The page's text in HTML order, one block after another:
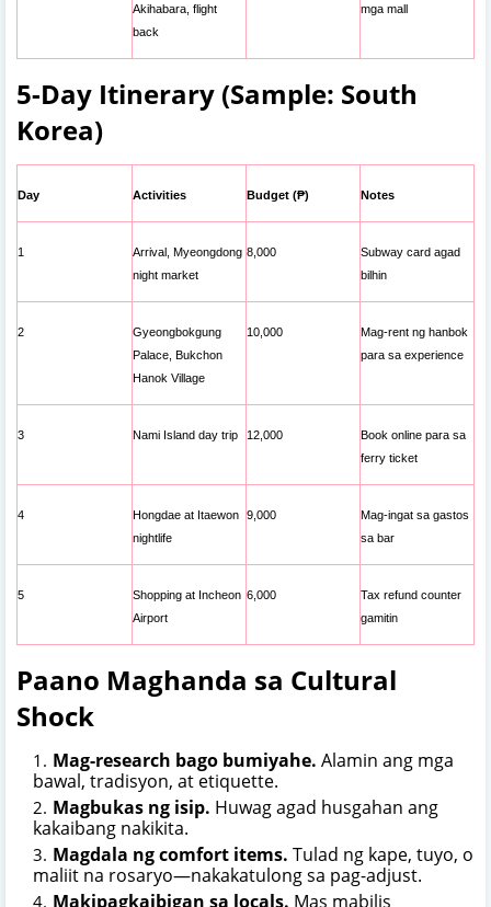
Akihabara, flight
back
mga mall
5-Day Itinerary (Sample: South
Korea)
Day Activities Budget (₱) Notes
1
Arrival, Myeongdong
night market
8,000
Subway card agad
bilhin
2
Gyeongbokgung
Palace, Bukchon
Hanok Village
10,000
Mag-rent ng hanbok
para sa experience
3 Nami Island day trip 12,000
Book online para sa
ferry ticket
4
Hongdae at Itaewon
nightlife
9,000
Mag-ingat sa gastos
sa bar
5
Shopping at Incheon
Airport
6,000
Tax refund counter
gamitin
Paano Maghanda sa Cultural
Shock
Mag-research bago bumiyahe. Alamin ang mga
bawal, tradisyon, at etiquette.
Magbukas ng isip. Huwag agad husgahan ang
kakaibang nakikita.
Magdala ng comfort items. Tulad ng kape, tuyo, o
maliit na rosaryo—nakakatulong sa pag-adjust.
Makipagkaibigan sa locals. Mas mabilis